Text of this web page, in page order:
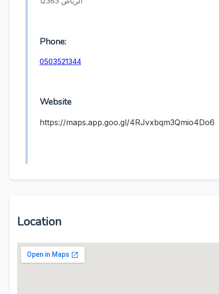
Phone:
0503521344
Website
https://maps.app.goo.gl/4RJvxbqm3Qmio4Do6
Location